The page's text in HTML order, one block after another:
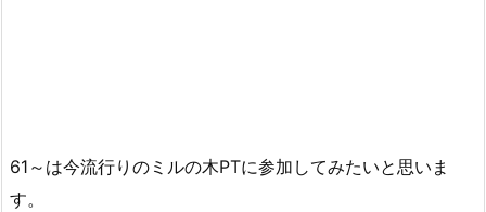
61～は今流行りのミルの木PTに参加してみたいと思いま
す。